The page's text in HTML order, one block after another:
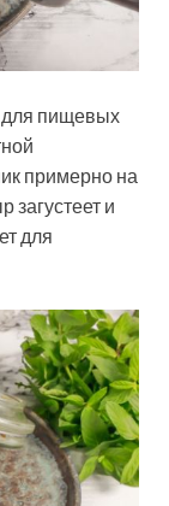
для пищевых
примерно на
загустеет и
для